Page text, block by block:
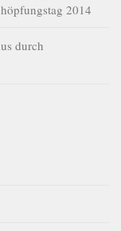
2014
durch